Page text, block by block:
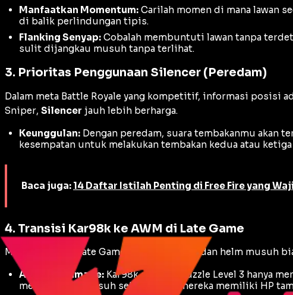
Manfaatkan Momentum: Carilah momen di mana lawan
di balik perlindungan tipis.
Flanking Senyap: Cobalah membuntuti lawan tanpa
sulit dijangkau musuh tanpa terlihat.
3. Prioritas Penggunaan Silencer (Peredam)
Dalam meta Battle Royale yang kompetitif, informasi posisi
Sniper, Silencer jauh lebih berharga.
Keunggulan: Dengan peredam, suara tembakanmu akan
kesempatan untuk melakukan tembakan kedua atau
Baca juga: 14 Daftar Istilah Penting di Free Fire yang
4. Transisi Kar98k ke AWM di Late Game
Memasuki fase Late Game
dan helm musuh
Analisis Damage: Kar98k dengan Muzzle Level 3 hanya
menjatuhkan musuh seketika jika mereka memiliki HP